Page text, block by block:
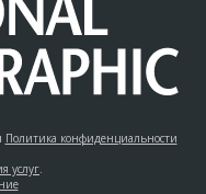
Политика конфиденциальности
услуг.